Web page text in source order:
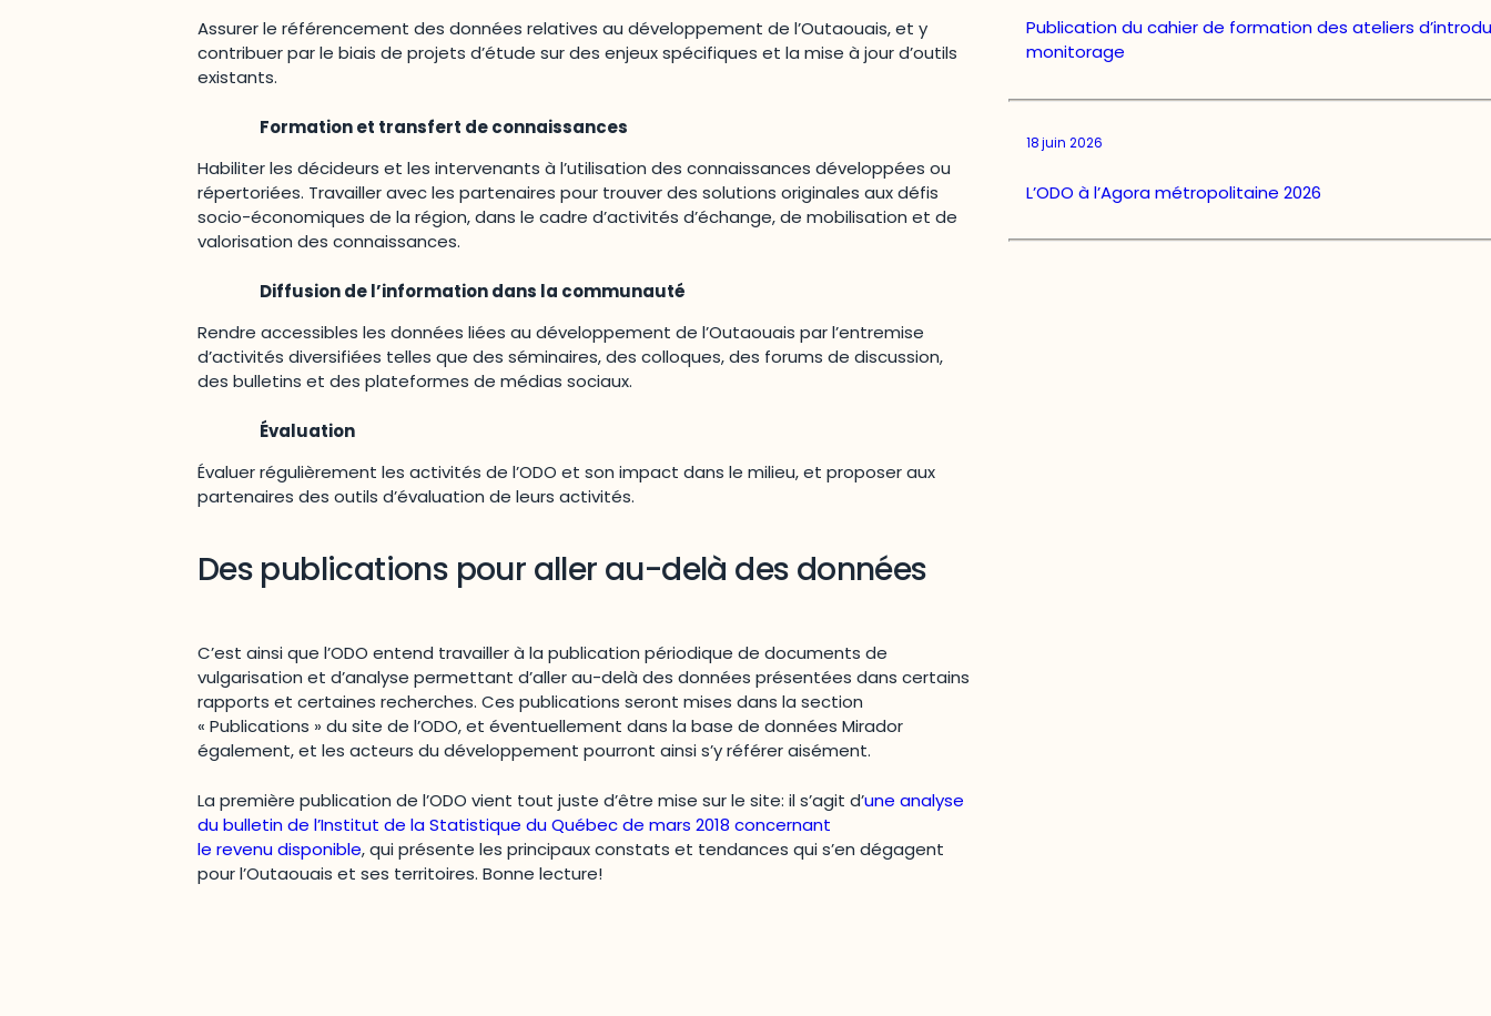
Assurer le référencement des données relatives au développement de l’Outaouais, et y
contribuer par le biais de projets d’étude sur des enjeux spécifiques et la mise à jour d’outils
existants.
Formation et transfert de connaissances
Habiliter les décideurs et les intervenants à l’utilisation des connaissances développées ou
répertoriées. Travailler avec les partenaires pour trouver des solutions originales aux défis
socio-économiques de la région, dans le cadre d’activités d’échange, de mobilisation et de
valorisation des connaissances.
Diffusion de l’information dans la communauté
Rendre accessibles les données liées au développement de l’Outaouais par l’entremise
d’activités diversifiées telles que des séminaires, des colloques, des forums de discussion,
des bulletins et des plateformes de médias sociaux.
Évaluation
Évaluer régulièrement les activités de l’ODO et son impact dans le milieu, et proposer aux
partenaires des outils d’évaluation de leurs activités.
Des publications pour aller au-delà des données
C’est ainsi que l’ODO entend travailler à la publication périodique de documents de
vulgarisation et d’analyse permettant d’aller au-delà des données présentées dans certains
rapports et certaines recherches. Ces publications seront mises dans la section
« Publications » du site de l’ODO, et éventuellement dans la base de données Mirador
également, et les acteurs du développement pourront ainsi s’y référer aisément.
La première publication de l’ODO vient tout juste d’être mise sur le site: il s’agit d’une analyse
du bulletin de l’Institut de la Statistique du Québec de mars 2018 concernant
le revenu disponible, qui présente les principaux constats et tendances qui s’en dégagent
pour l’Outaouais et ses territoires. Bonne lecture!
Publication du cahier de formation des ateliers
monitorage
18 juin 2026
L’ODO à l’Agora métropolitaine 2026